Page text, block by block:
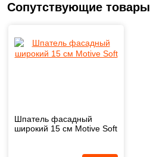
Сопутствующие товары
Шпатель фасадный
широкий 15 см Motive Soft